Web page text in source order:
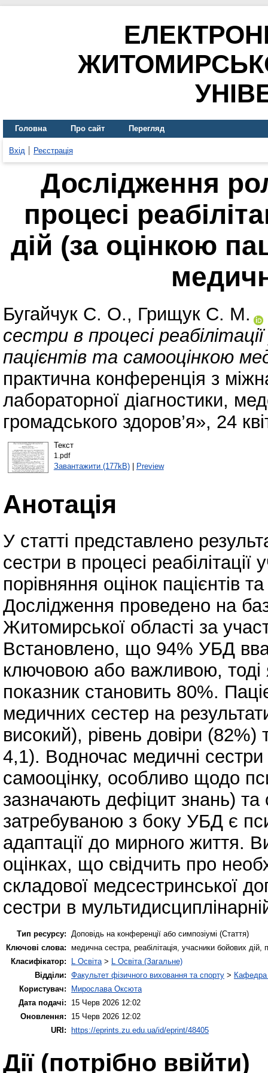
Головна Про сайт Перегляд
Вхід Реєстрація
Дослідження
процесі
дій (за оцінкою
Бугайчук С. О., Грищук С. М.
сестри в процесі
пацієнтів та самооцінкою
практична конференція з
лабораторної діагностики,
громадського здоров’я», 24
Текст
1.pdf
Завантажити (177kB)| Preview
Анотація
У статті представлено
сестри в процесі
порівняння оцінок пацієнтів
Дослідження проведено на
Житомирської області за
Встановлено, що 94% УБД
ключовою або важливою,
показник становить 80%.
медичних сестер на
високий), рівень довіри
4,1). Водночас медичні
самооцінку, особливо щодо
зазначають дефіцит знань) та
затребуваною з боку УБД є
адаптації до мирного життя.
оцінках, що свідчить про
складової медсестринської
сестри в
Тип ресурсу:
Доповідь на конференції або симпозіумі (Стаття)
Ключові слова: медична сестра, реабілітація, учасники бойових дій,
Класифікатор:
L Освіта > L Освіта (Загальне)
Відділи: Факультет фізичного виховання та спорту > Кафедра
Користувач:
Мирослава Оксюта
Дата подачі:
15 Черв 2026 12:02
Оновлення:
15 Черв 2026 12:02
URI: https://eprints.zu.edu.ua/id/eprint/48405
Дії ​​(потрібно ввійти)